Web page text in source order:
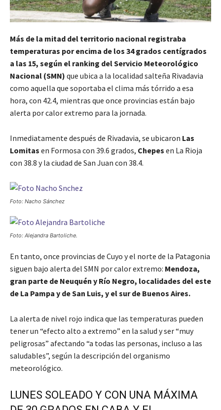
Más de la mitad del territorio nacional registraba
temperaturas por encima de los 34 grados centígrados
a las 15, según el ranking del Servicio Meteorológico
Nacional (SMN) que ubica a la localidad salteña Rivadavia
como aquella que soportaba el clima más tórrido a esa
hora, con 42.4, mientras que once provincias están bajo
alerta por calor extremo para la jornada.
Inmediatamente después de Rivadavia, se ubicaron Las
Lomitas en Formosa con 39.6 grados, Chepes en La Rioja
con 38.8 y la ciudad de San Juan con 38.4.
Foto: Nacho Sánchez
Foto: Alejandra Bartoliche.
En tanto, once provincias de Cuyo y el norte de la Patagonia
siguen bajo alerta del SMN por calor extremo: Mendoza,
gran parte de Neuquén y Río Negro, localidades del este
de La Pampa y de San Luis, y el sur de Buenos Aires.
La alerta de nivel rojo indica que las temperaturas pueden
tener un “efecto alto a extremo” en la salud y ser “muy
peligrosas” afectando “a todas las personas, incluso a las
saludables”, según la descripción del organismo
meteorológico.
LUNES SOLEADO Y CON UNA MÁXIMA